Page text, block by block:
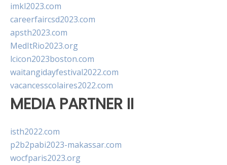
imkl2023.com
careerfaircsd2023.com
apsth2023.com
MedItRio2023.org
lcicon2023boston.com
waitangidayfestival2022.com
vacancesscolaires2022.com
MEDIA PARTNER II
isth2022.com
p2b2pabi2023-makassar.com
wocfparis2023.org